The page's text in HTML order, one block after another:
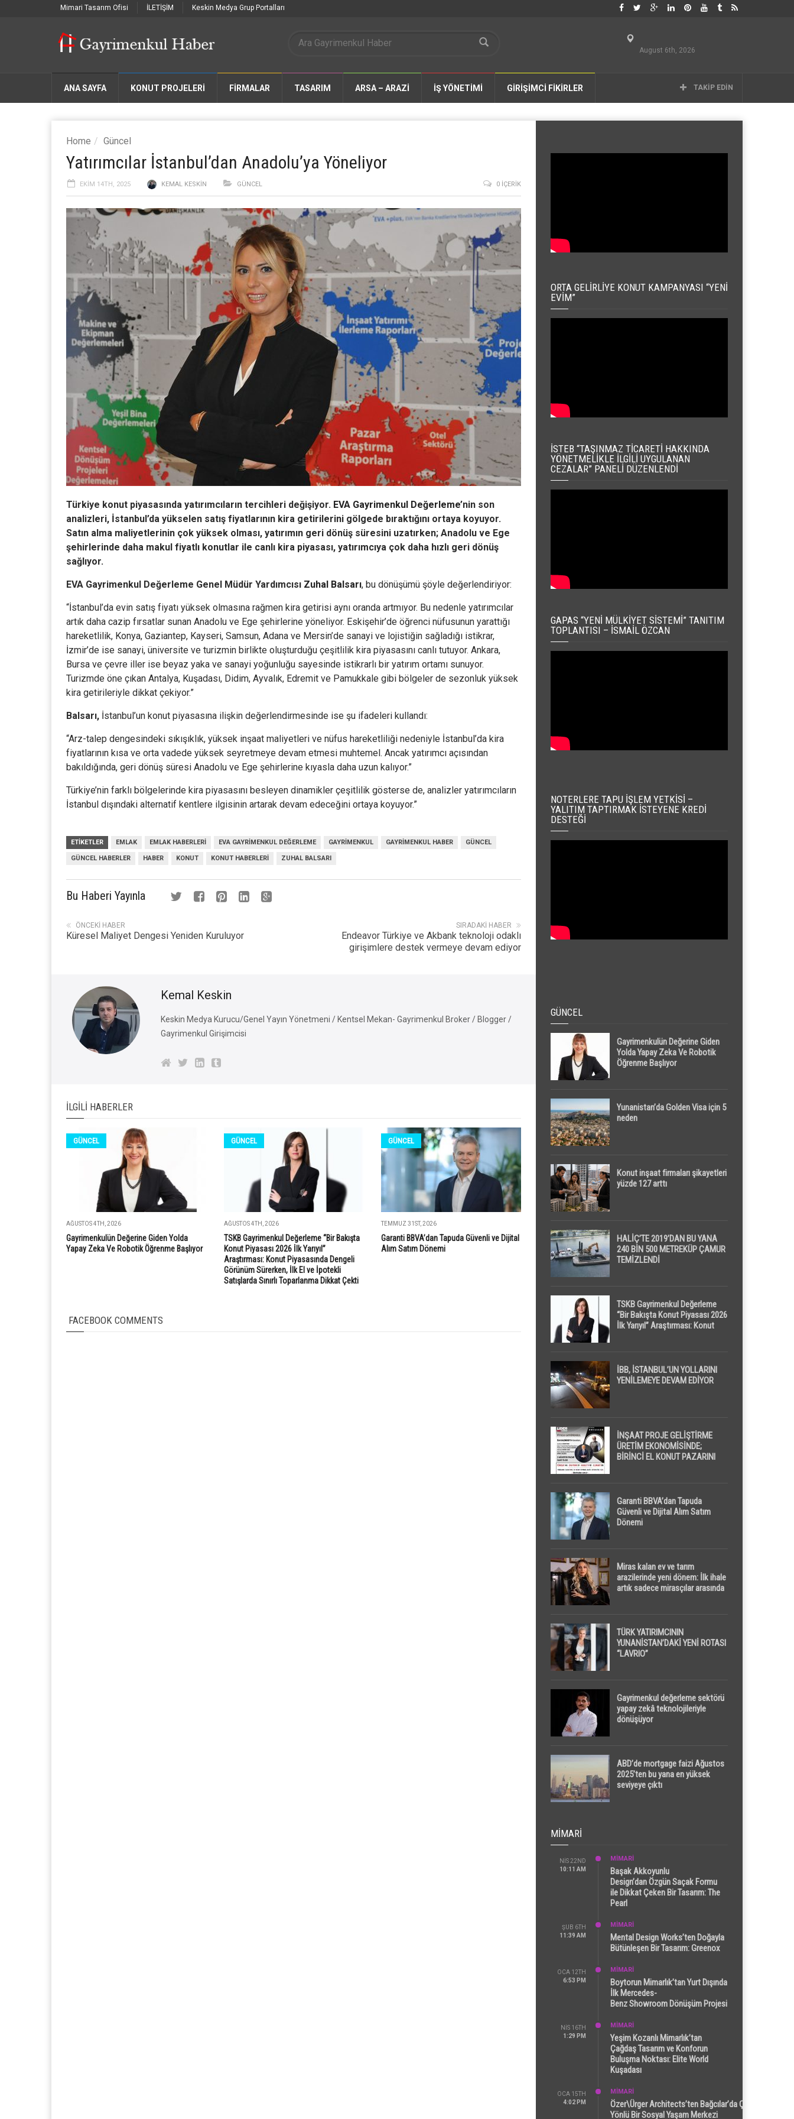
Mimari Tasarım Ofisi İLETİŞİM Keskin Medya Grup Portalları
August 6th, 2026
ANA SAYFA KONUT PROJELERİ FIRMALAR TASARIM ARSA – ARAZİ İŞ YÖNETİMİ GİRİŞİMCİ FİKİRLER TAKIP EDIN
Home Güncel
Yatırımcılar İstanbul’dan Anadolu’ya Yöneliyor
EKIM 14TH, 2025 KEMAL KESKIN GÜNCEL 0 İÇERIK
Türkiye konut piyasasında yatırımcıların tercihleri değişiyor. EVA Gayrimenkul Değerleme’nin son
analizleri, İstanbul’da yükselen satış fiyatlarının kira getirilerini gölgede bıraktığını ortaya koyuyor.
Satın alma maliyetlerinin çok yüksek olması, yatırımın geri dönüş süresini uzatırken; Anadolu ve Ege
şehirlerinde daha makul fiyatlı konutlar ile canlı kira piyasası, yatırımcıya çok daha hızlı geri dönüş
sağlıyor.
EVA Gayrimenkul Değerleme Genel Müdür Yardımcısı Zuhal Balsarı, bu dönüşümü şöyle değerlendiriyor:
“İstanbul’da evin satış fiyatı yüksek olmasına rağmen kira getirisi aynı oranda artmıyor. Bu nedenle yatırımcılar
artık daha cazip fırsatlar sunan Anadolu ve Ege şehirlerine yöneliyor. Eskişehir’de öğrenci nüfusunun yarattığı
hareketlilik, Konya, Gaziantep, Kayseri, Samsun, Adana ve Mersin’de sanayi ve lojistiğin sağladığı istikrar,
İzmir’de ise sanayi, üniversite ve turizmin birlikte oluşturduğu çeşitlilik kira piyasasını canlı tutuyor. Ankara,
Bursa ve çevre iller ise beyaz yaka ve sanayi yoğunluğu sayesinde istikrarlı bir yatırım ortamı sunuyor.
Turizmde öne çıkan Antalya, Kuşadası, Didim, Ayvalık, Edremit ve Pamukkale gibi bölgeler de sezonluk yüksek
kira getirileriyle dikkat çekiyor.”
Balsarı, İstanbul’un konut piyasasına ilişkin değerlendirmesinde ise şu ifadeleri kullandı:
“Arz-talep dengesindeki sıkışıklık, yüksek inşaat maliyetleri ve nüfus hareketliliği nedeniyle İstanbul’da kira
fiyatlarının kısa ve orta vadede yüksek seyretmeye devam etmesi muhtemel. Ancak yatırımcı açısından
bakıldığında, geri dönüş süresi Anadolu ve Ege şehirlerine kıyasla daha uzun kalıyor.”
Türkiye’nin farklı bölgelerinde kira piyasasını besleyen dinamikler çeşitlilik gösterse de, analizler yatırımcıların
İstanbul dışındaki alternatif kentlere ilgisinin artarak devam edeceğini ortaya koyuyor.”
ETIKETLER EMLAK EMLAK HABERLERI EVA GAYRIMENKUL DEĞERLEME GAYRIMENKUL GAYRIMENKUL HABER GÜNCEL
GÜNCEL HABERLER HABER KONUT KONUT HABERLERI ZUHAL BALSARI
Bu Haberi Yayınla
SIRADAKI HABER
Endeavor Türkiye ve Akbank teknoloji odaklı
girişimlere destek vermeye devam ediyor
ÖNCEKI HABER
Küresel Maliyet Dengesi Yeniden Kuruluyor
Kemal Keskin
Keskin Medya Kurucu/Genel Yayın Yönetmeni / Kentsel Mekan- Gayrimenkul Broker / Blogger /
Gayrimenkul Girişimcisi
İLGILI HABERLER
GÜNCEL
AĞUSTOS 4TH, 2026
Gayrimenkulün Değerine Giden Yolda
Yapay Zeka Ve Robotik Öğrenme Başlıyor
GÜNCEL
AĞUSTOS 4TH, 2026
TSKB Gayrimenkul Değerleme “Bir Bakışta
Konut Piyasası 2026 İlk Yarıyıl”
Araştırması: Konut Piyasasında Dengeli
Görünüm Sürerken, İlk El ve İpotekli
Satışlarda Sınırlı Toparlanma Dikkat Çekti
GÜNCEL
TEMMUZ 31ST, 2026
Garanti BBVA’dan Tapuda Güvenli ve Dijital
Alım Satım Dönemi
FACEBOOK COMMENTS
ORTA GELIRLIYE KONUT KAMPANYASI “YENI
EVIM”
İSTEB “TAŞINMAZ TICARETI HAKKINDA
YÖNETMELIKLE İLGILI UYGULANAN
CEZALAR” PANELI DÜZENLENDI
GAPAS “YENI MÜLKIYET SISTEMI” TANITIM
TOPLANTISI – İSMAIL ÖZCAN
NOTERLERE TAPU İŞLEM YETKISI –
YALITIM TAPTIRMAK İSTEYENE KREDI
DESTEĞI
GÜNCEL
Gayrimenkulün Değerine Giden
Yolda Yapay Zeka Ve Robotik
Öğrenme Başlıyor
Yunanistan’da Golden Visa için 5
neden
Konut inşaat firmaları şikayetleri
yüzde 127 arttı
HALİÇ’TE 2019’DAN BU YANA
240 BİN 500 METREKÜP ÇAMUR
TEMİZLENDİ
TSKB Gayrimenkul Değerleme
“Bir Bakışta Konut Piyasası 2026
İlk Yarıyıl” Araştırması: Konut
Dikkat Çekti
İBB, İSTANBUL’UN YOLLARINI
YENİLEMEYE DEVAM EDİYOR
İNŞAAT PROJE GELİŞTİRME
ÜRETİM EKONOMİSİNDE;
BİRİNCİ EL KONUT PAZARINI
Garanti BBVA’dan Tapuda
Güvenli ve Dijital Alım Satım
Dönemi
Miras kalan ev ve tarım
arazilerinde yeni dönem: İlk ihale
artık sadece mirasçılar arasında
TÜRK YATIRIMCININ
YUNANİSTAN’DAKİ YENİ ROTASI
“LAVRIO”
Gayrimenkul değerleme sektörü
yapay zekâ teknolojileriyle
dönüşüyor
ABD’de mortgage faizi Ağustos
2025’ten bu yana en yüksek
seviyeye çıktı
MIMARI
NIS 22ND
10:11 AM
MİMARİ
Başak Akkoyunlu
Design’dan Özgün Saçak Formu
ile Dikkat Çeken Bir Tasarım: The
Pearl
ŞUB 6TH
11:39 AM
MİMARİ
Mental Design Works’ten Doğayla
Bütünleşen Bir Tasarım: Greenox
OCA 12TH
6:53 PM
MİMARİ
Boytorun Mimarlık’tan Yurt Dışında
İlk Mercedes-
Benz Showroom Dönüşüm Projesi
NIS 16TH
1:29 PM
MİMARİ
Yeşim Kozanlı Mimarlık’tan
Çağdaş Tasarım ve Konforun
Buluşma Noktası: Elite World
Kuşadası
OCA 15TH
4:02 PM
MİMARİ
Özer\Ürger Architects’ten Bağcılar’da Çok
Yönlü Bir Sosyal Yaşam Merkezi